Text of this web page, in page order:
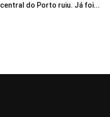
central do Porto ruiu. Já foi...